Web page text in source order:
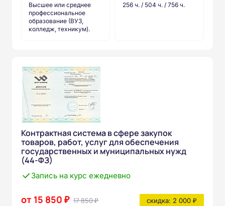
Высшее или среднее
профессиональное
образование (ВУЗ,
колледж, техникум).
256 ч. / 504 ч. / 756 ч.
Контрактная система в сфере закупок
товаров, работ, услуг для обеспечения
государственных и муниципальных нужд
(44-ФЗ)
Запись на курс ежедневно
от 15 850 ₽ 17 850 ₽ скидка: 2 000 ₽